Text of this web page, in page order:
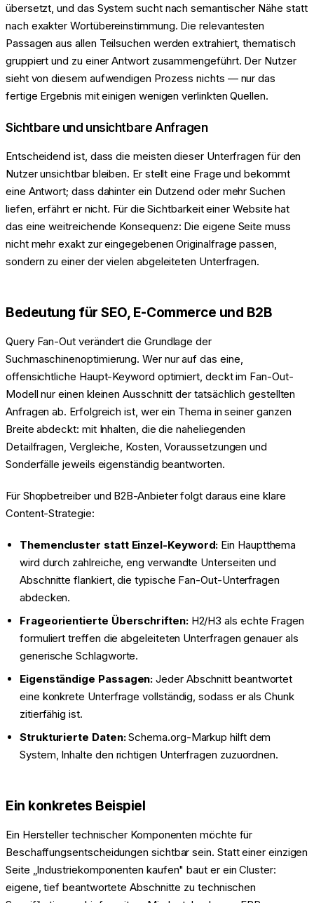
übersetzt, und das System sucht nach semantischer Nähe statt
nach exakter Wortübereinstimmung. Die relevantesten
Passagen aus allen Teilsuchen werden extrahiert, thematisch
gruppiert und zu einer Antwort zusammengeführt. Der Nutzer
sieht von diesem aufwendigen Prozess nichts — nur das
fertige Ergebnis mit einigen wenigen verlinkten Quellen.
Sichtbare und unsichtbare Anfragen
Entscheidend ist, dass die meisten dieser Unterfragen für den
Nutzer unsichtbar bleiben. Er stellt eine Frage und bekommt
eine Antwort; dass dahinter ein Dutzend oder mehr Suchen
liefen, erfährt er nicht. Für die Sichtbarkeit einer Website hat
das eine weitreichende Konsequenz: Die eigene Seite muss
nicht mehr exakt zur eingegebenen Originalfrage passen,
sondern zu einer der vielen abgeleiteten Unterfragen.
Bedeutung für SEO, E-Commerce und B2B
Query Fan-Out verändert die Grundlage der
Suchmaschinenoptimierung. Wer nur auf das eine,
offensichtliche Haupt-Keyword optimiert, deckt im Fan-Out-
Modell nur einen kleinen Ausschnitt der tatsächlich gestellten
Anfragen ab. Erfolgreich ist, wer ein Thema in seiner ganzen
Breite abdeckt: mit Inhalten, die die naheliegenden
Detailfragen, Vergleiche, Kosten, Voraussetzungen und
Sonderfälle jeweils eigenständig beantworten.
Für Shopbetreiber und B2B-Anbieter folgt daraus eine klare
Content-Strategie:
Themencluster statt Einzel-Keyword: Ein Hauptthema
wird durch zahlreiche, eng verwandte Unterseiten und
Abschnitte flankiert, die typische Fan-Out-Unterfragen
abdecken.
Frageorientierte Überschriften:H2/H3 als echte Fragen
formuliert treffen die abgeleiteten Unterfragen genauer als
generische Schlagworte.
Eigenständige Passagen: Jeder Abschnitt beantwortet
eine konkrete Unterfrage vollständig, sodass er als Chunk
zitierfähig ist.
Strukturierte Daten:Schema.org-Markup hilft dem
System, Inhalte den richtigen Unterfragen zuzuordnen.
Ein konkretes Beispiel
Ein Hersteller technischer Komponenten möchte für
Beschaffungsentscheidungen sichtbar sein. Statt einer einzigen
Seite „Industriekomponenten kaufen" baut er ein Cluster:
eigene, tief beantwortete Abschnitte zu technischen